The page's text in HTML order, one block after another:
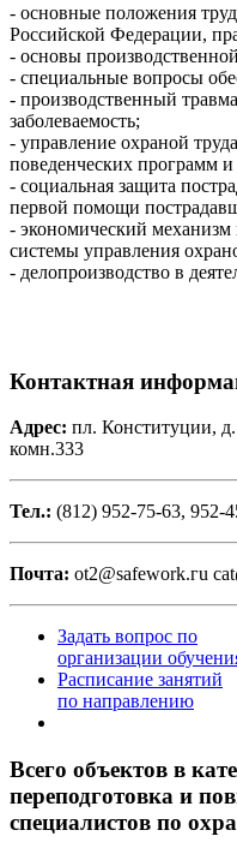
- основные положения
Российской Федерации,
- основы
- специальные вопросы
- производственный
заболеваемость;
- управление охраной
поведенческих программ
- социальная защита
первой помощи
- экономический
системы управления
- делопроизводство в
Контактная
Адрес: пл. Конституции,
комн.333
Тел.: (812) 952-75-63, 952-
Почта: ot2@safework.гu
Задать вопрос по
организации
Расписание занятий
по направлению
Всего объектов в
переподготовка и
специалистов по